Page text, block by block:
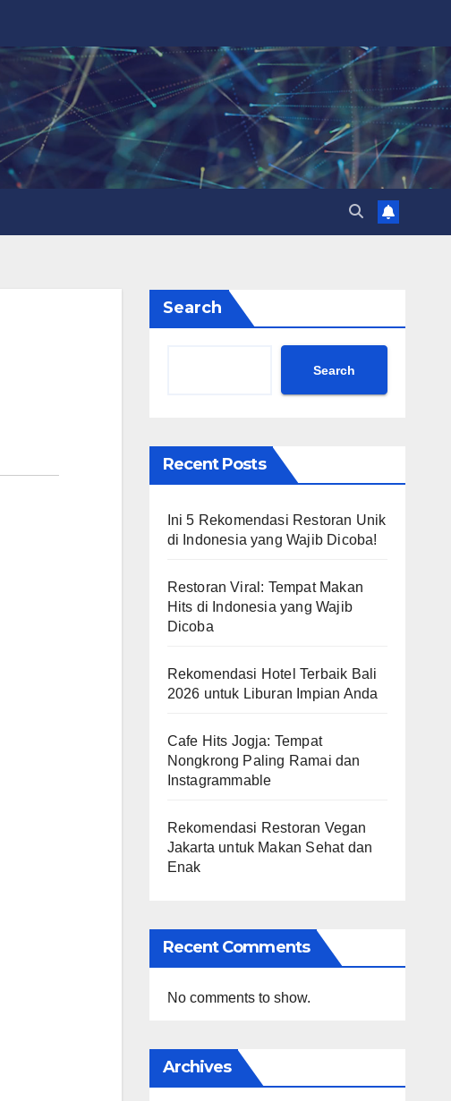
Search
Search
Recent Posts
Ini 5 Rekomendasi Restoran Unik
di Indonesia yang Wajib Dicoba!
Restoran Viral: Tempat Makan
Hits di Indonesia yang Wajib
Dicoba
Rekomendasi Hotel Terbaik Bali
2026 untuk Liburan Impian Anda
Cafe Hits Jogja: Tempat
Nongkrong Paling Ramai dan
Instagrammable
Rekomendasi Restoran Vegan
Jakarta untuk Makan Sehat dan
Enak
Recent Comments
No comments to show.
Archives